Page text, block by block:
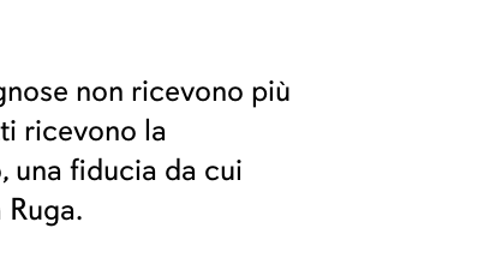
non ricevono più
ricevono la
una fiducia da cui